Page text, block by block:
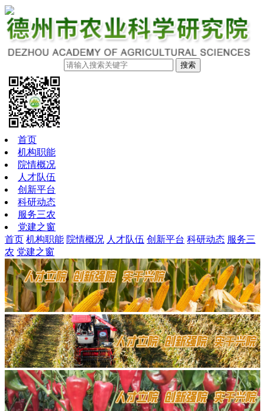
搜索
首页
机构职能
院情概况
人才队伍
创新平台
科研动态
服务三农
党建之窗
首页 机构职能 院情概况 人才队伍 创新平台 科研动态 服务三
农 党建之窗